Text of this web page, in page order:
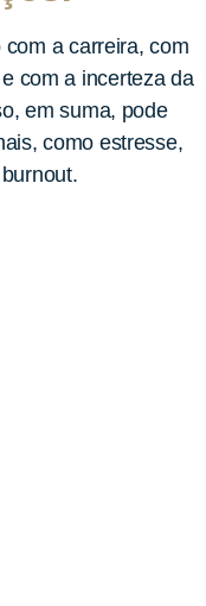
a carreira, com
com a incerteza da
em suma, pode
como estresse,